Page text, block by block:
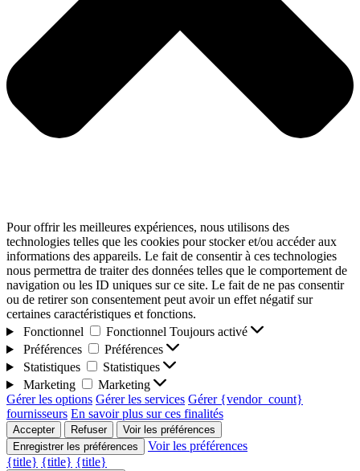
Pour offrir les meilleures expériences, nous utilisons des
technologies telles que les cookies pour stocker et/ou accéder aux
informations des appareils. Le fait de consentir à ces technologies
nous permettra de traiter des données telles que le comportement de
navigation ou les ID uniques sur ce site. Le fait de ne pas consentir
ou de retirer son consentement peut avoir un effet négatif sur
certaines caractéristiques et fonctions.
Fonctionnel
Fonctionnel Toujours activé
Préférences
Préférences
Statistiques
Statistiques
Marketing
Marketing
Gérer les options Gérer les services Gérer {vendor_count}
fournisseurs En savoir plus sur ces finalités
Accepter Refuser
Voir les préférences
Enregistrer les préférences
Voir les préférences
{title} {title} {title}